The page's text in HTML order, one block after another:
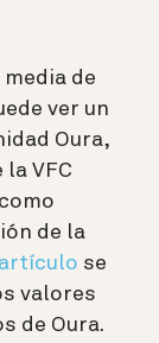
media de
ver un
Oura,
VFC
de la
se
valores
de Oura.